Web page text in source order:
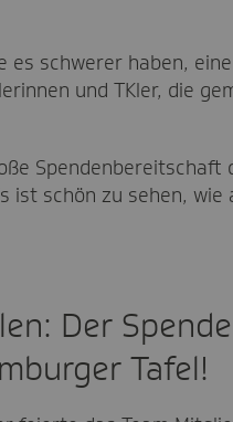
schwerer haben,
und TKler, die
Spendenbereitschaft
ist schön zu sehen, wie
Der
Tafel!